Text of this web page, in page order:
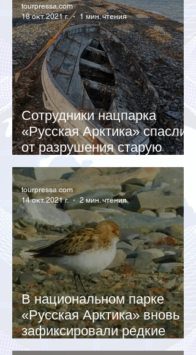
Сотрудники нацпарка
«Русская Арктика» спасли
от разрушения старую
шлюпку
tourpressa.com
18 окт. 2021 г.
1 мин. чтения
В национальном парке
«Русская Арктика» вновь
зафиксировали редкие
виды птиц
tourpressa.com
14 окт. 2021 г.
2 мин. чтения